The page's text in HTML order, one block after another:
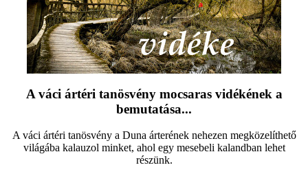
A váci ártéri tanösvény mocsaras vidékének a
bemutatása...
A váci ártéri tanösvény a Duna árterének nehezen megközelíthető
világába kalauzol minket, ahol egy mesebeli kalandban lehet
részünk.